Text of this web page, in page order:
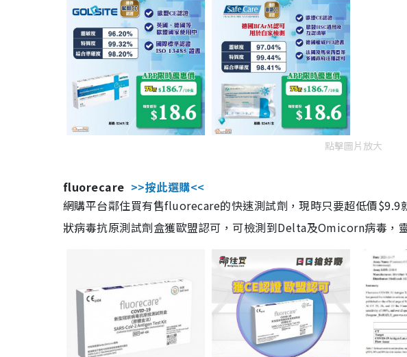
點擊圖片放大
fluorecare >>按此選購<<
網購平台鄰住買有售fluorecare的快速測試劑，現時只要超低價$9.9
狀病毒抗原測試劑盒獲歐盟認可，可檢測到Delta及Omicorn病毒，